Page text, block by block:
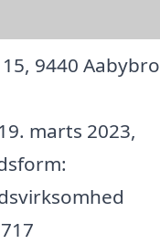
9440 Aabybro
marts 2023,